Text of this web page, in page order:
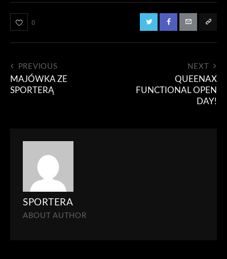
0
PREVIOUS
MAJÓWKA ZE
SPORTERĄ
NEXT
QUEENAX
FUNCTIONAL OPEN
DAY!
SPORTERA
ABOUT AUTHOR